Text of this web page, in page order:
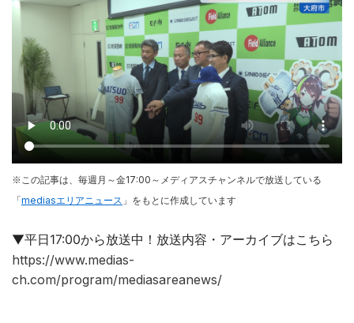
※この記事は、毎週月～金17:00～メディアスチャンネルで放送している
「mediasエリアニュース 」をもとに作成しています
▼平日17:00から放送中！放送内容・アーカイブはこちら
https://www.medias-
ch.com/program/mediasareanews/